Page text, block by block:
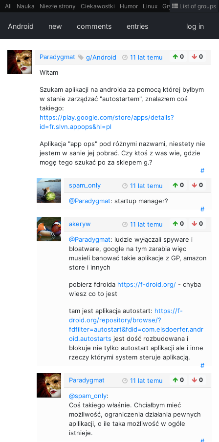
All Nauka Niezłe strony Ciekawostki Humor Linux Gry
Teh
Bezpieczeństwo
Książki Sugestie FotoHistoria
Truelolcontent
FilmyDokumentalne
gify
Cytaty Mapy Film Android itt Tradycyjne gry
List of groups
Android new comments entries log in
Paradygmat g/Android 11 lat temu 0 0
Witam
Szukam aplikacji na androida za pomocą której byłbym
w stanie zarządzać "autostartem", znalazłem coś
takiego:
https://play.google.com/store/apps/details?
id=fr.slvn.appops&hl=pl
Aplikacja "app ops" pod różnymi nazwami, niestety nie
jestem w sanie jej pobrać. Czy ktoś z was wie, gdzie
mogę tego szukać po za sklepem g.?
#
spam_only
11 lat temu 0 0
@Paradygmat: startup manager?
#
akeryw
11 lat temu 0 0
@Paradygmat: ludzie wyłączali spyware i
bloatware, google na tym zarabia więc
musieli banować takie aplikacje z GP, amazon
store i innych
pobierz fdroida https://f-droid.org/ - chyba
wiesz co to jest
tam jest aplikacja autostart: https://f-
droid.org/repository/browse/?
fdfilter=autostart&fdid=com.elsdoerfer.andr
oid.autostarts jest dość rozbudowana i
blokuje nie tylko autostart aplikacji ale i inne
rzeczy którymi system steruje aplikacją.
#
Paradygmat
11 lat temu 0 0
@spam_only:
Coś takiego właśnie. Chciałbym mieć
możliwość, ograniczenia działania pewnych
apllikacji, o ile taka możliwość w ogóle
istnieje.